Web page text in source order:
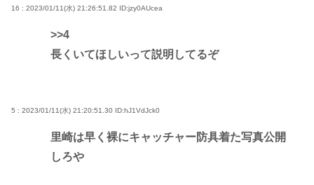
16 : 2023/01/11(水) 21:26:51.82 ID:jzy0AUcea
>>4
長くいてほしいって説明してるぞ
5 : 2023/01/11(水) 21:20:51.30 ID:hJ1VdJck0
里崎は早く裸にキャッチャー防具着た写真公開
しろや